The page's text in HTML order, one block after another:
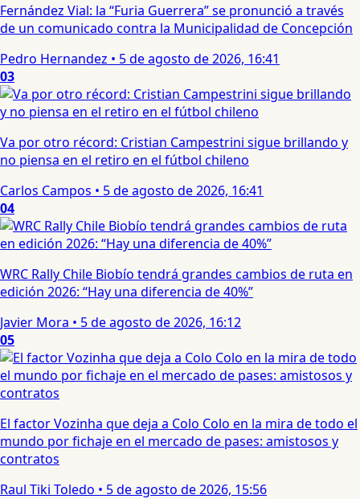
Fernández Vial: la “Furia Guerrera” se pronunció a través
de un comunicado contra la Municipalidad de Concepción
Pedro Hernandez • 5 de agosto de 2026, 16:41
03
Va por otro récord: Cristian Campestrini sigue brillando y
no piensa en el retiro en el fútbol chileno
Carlos Campos • 5 de agosto de 2026, 16:41
04
WRC Rally Chile Biobío tendrá grandes cambios de ruta en
edición 2026: “Hay una diferencia de 40%”
Javier Mora • 5 de agosto de 2026, 16:12
05
El factor Vozinha que deja a Colo Colo en la mira de todo el
mundo por fichaje en el mercado de pases: amistosos y
contratos
Raul Tiki Toledo • 5 de agosto de 2026, 15:56